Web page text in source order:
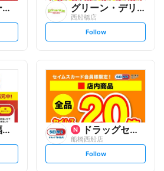
グリーン・デリ・新鮮館
西船橋店
s
t
l
o
w
Follow
ドラッグセイムス
船橋西船店
s
t
Follow